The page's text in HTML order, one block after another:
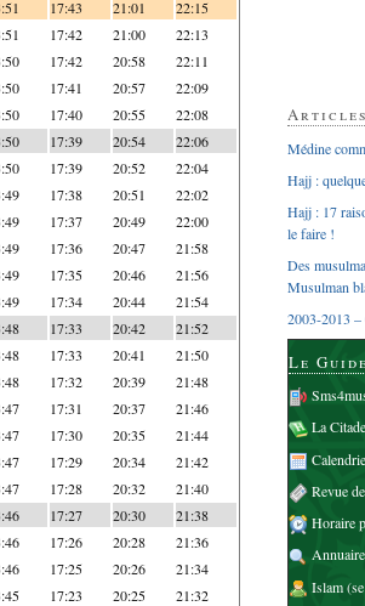
17:43 21:01 22:15
17:42 21:00 22:13
17:42 20:58 22:11
17:41 20:57 22:09
17:40 20:55 22:08
17:39 20:54 22:06
17:39 20:52 22:04
17:38 20:51 22:02
17:37 20:49 22:00
17:36 20:47 21:58
17:35 20:46 21:56
17:34 20:44 21:54
17:33 20:42 21:52
17:33 20:41 21:50
17:32 20:39 21:48
17:31 20:37 21:46
17:30 20:35 21:44
17:29 20:34 21:42
17:28 20:32 21:40
17:27 20:30 21:38
17:26 20:28 21:36
17:25 20:26 21:34
17:23 20:25 21:32
Médine
Hajj :
Hajj : 17
le faire !
Des
Musulman
2003-2013 –
Le
La
Revue
Horaire
Islam